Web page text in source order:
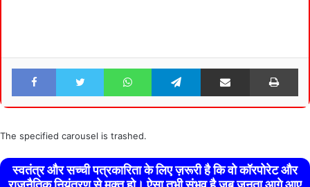
Facebook Twitter WhatsApp Telegram Share via Email
The specified carousel is trashed.
स्वतंत्र और सच्ची पत्रकारिता के लिए ज़रूरी है कि वो कॉरपोरेट और